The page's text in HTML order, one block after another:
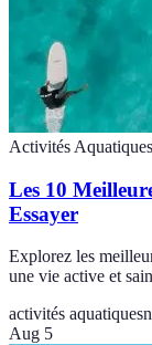
Activités Aquatiques
Les 10
Essayer
Explorez les
une vie active et
activités aquatiques
Aug 5